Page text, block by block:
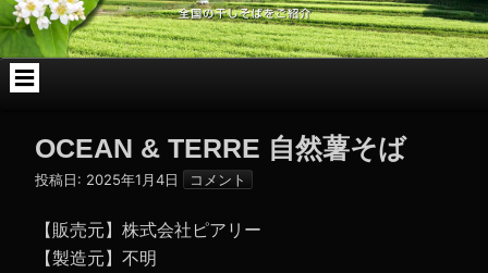
プ
OCEAN & TERRE 自然薯そば
投稿日: 2025年1月4日 コメント
【販売元】株式会社ピアリー
【製造元】不明